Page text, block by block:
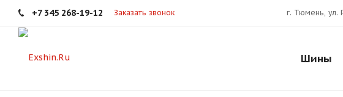
+7 345 268-19-12 Заказать звонок г. Тюмень, ул.
Шины